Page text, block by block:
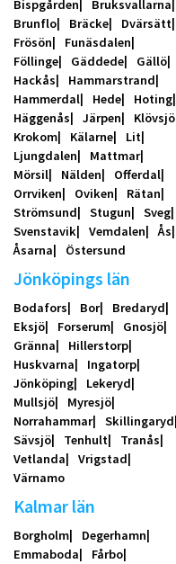
Bispgården
Bruksvallarna
Brunflo
Bräcke
Dvärsätt
Frösön
Funäsdalen
Föllinge
Gäddede
Gällö
Hackås
Hammarstrand
Hammerdal
Hede
Hoting
Häggenås
Järpen
Klövsjö
Krokom
Kälarne
Lit
Ljungdalen
Mattmar
Mörsil
Nälden
Offerdal
Orrviken
Oviken
Rätan
Strömsund
Stugun
Sveg
Svenstavik
Vemdalen
Ås
Åsarna
Östersund
Jönköpings län
Bodafors Bor
Bredaryd
Eksjö
Forserum
Gnosjö
Gränna
Hillerstorp
Huskvarna
Ingatorp
Jönköping
Lekeryd
Mullsjö
Myresjö
Norrahammar
Skillingaryd
Sävsjö
Tenhult
Tranås
Vetlanda
Vrigstad
Värnamo
Kalmar län
Borgholm
Degerhamn
Emmaboda
Fårbo